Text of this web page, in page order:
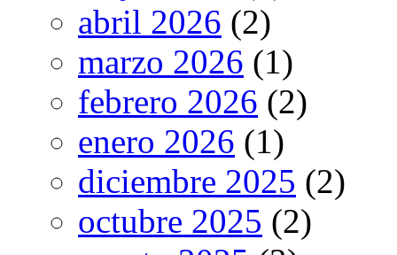
abril 2026 (2)
marzo 2026 (1)
febrero 2026 (2)
enero 2026 (1)
diciembre 2025 (2)
octubre 2025 (2)